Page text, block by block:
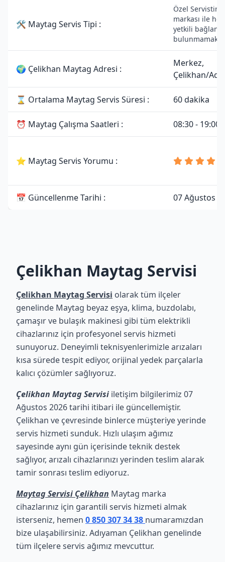
🛠 Maytag Servis Tipi :
Özel Servistir.
markası ile
yetkili
🌍 Çelikhan Maytag Adresi :
Merkez,
Çelikhan/
⌛ Ortalama Maytag Servis Süresi : 60 dakika
⏰ Maytag Çalışma Saatleri : 08:30 - 19:00
⭐ Maytag Servis Yorumu :
📅 Güncellenme Tarihi : 07 Ağustos
Çelikhan Maytag Servisi
Çelikhan Maytag Servisi olarak tüm ilçeler
genelinde Maytag beyaz eşya, klima, buzdolabı,
çamaşır ve bulaşık makinesi gibi tüm elektrikli
cihazlarınız için profesyonel servis hizmeti
sunuyoruz. Deneyimli teknisyenlerimizle arızaları
kısa sürede tespit ediyor, orijinal yedek parçalarla
kalıcı çözümler sağlıyoruz.
Çelikhan Maytag Servisi iletişim bilgilerimiz 07
Ağustos 2026 tarihi itibari ile güncellemiştir.
Çelikhan ve çevresinde binlerce müşteriye yerinde
servis hizmeti sunduk. Hızlı ulaşım ağımız
sayesinde aynı gün içerisinde teknik destek
sağlıyor, arızalı cihazlarınızı yerinden teslim alarak
tamir sonrası teslim ediyoruz.
Maytag Servisi Çelikhan Maytag marka
cihazlarınız için garantili servis hizmeti almak
isterseniz, hemen 0 850 307 34 38 numaramızdan
bize ulaşabilirsiniz. Adıyaman Çelikhan genelinde
tüm ilçelere servis ağımız mevcuttur.